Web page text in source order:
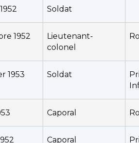
Soldat
1952
Lieutenant-
colonel
1953 Soldat
Caporal
Caporal